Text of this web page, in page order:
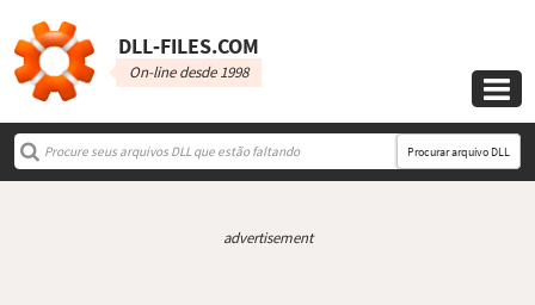
DLL‑FILES.COM
On-line desde 1998

Procurar arquivo DLL
advertisement